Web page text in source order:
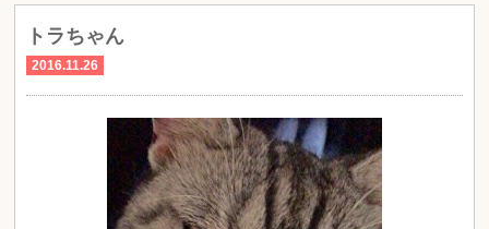
トラちゃん
2016.11.26